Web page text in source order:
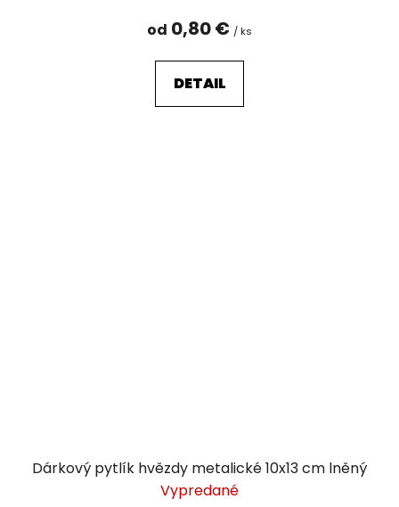
od 0,80 € / ks
DETAIL
Dárkový pytlík hvězdy metalické 10x13 cm lněný
Vypredané